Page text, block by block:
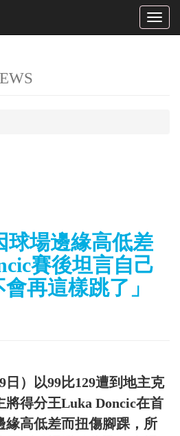
Toggle
球場邊緣高低差
賽後坦言自己
再這樣跳了」
）以99比129遭到地主克
將得分王Luka Doncic在首
緣高低差而扭傷腳踝，所